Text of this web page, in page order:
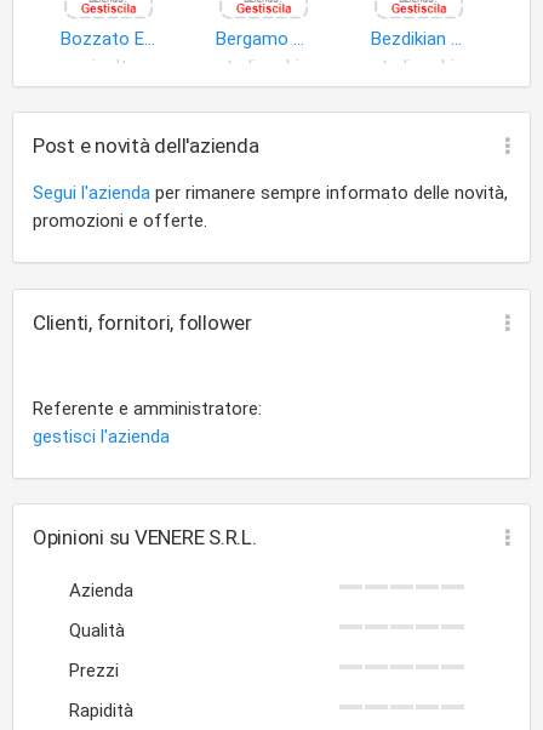
Bozzato Eugenio
agricoltura
Bergamo Sandro
Bezdikian Robert
Post e novità dell'azienda
Segui l'azienda per rimanere sempre informato delle novità,
promozioni e offerte.
Clienti, fornitori, follower
Referente e amministratore:
gestisci l'azienda
Opinioni su VENERE S.R.L.
Azienda
Qualità
Prezzi
Rapidità